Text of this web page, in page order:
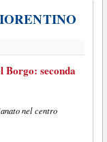
Borgo: seconda
nel centro